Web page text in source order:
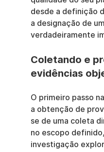
desde a definição
a designação de
verdadeiramente
Coletando e
evidências
O primeiro passo
a obtenção de
se de uma coleta
no escopo
investigação